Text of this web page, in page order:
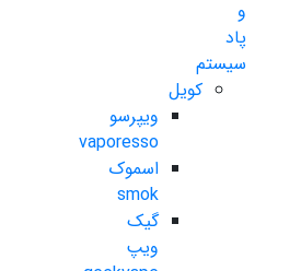
و
پاد
سیستم
کویل
ویپرسو
vaporesso
اسموک
smok
گیک
ویپ